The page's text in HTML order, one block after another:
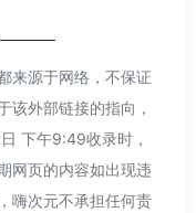
来源于网络，不保证
该外部链接的指向，
下午9:49收录时，
网页的内容如出现违
嗨次元不承担任何责